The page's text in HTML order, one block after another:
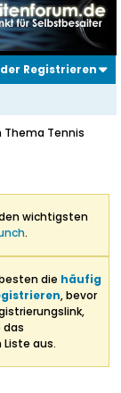
Registrieren
Thema Tennis
wichtigsten
.
die häufig
, bevor
das
aus.